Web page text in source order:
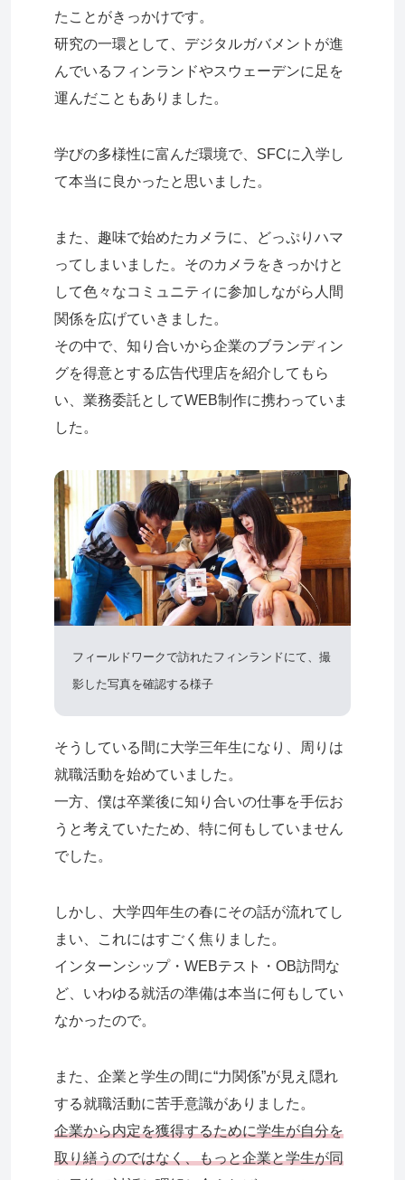
たことがきっかけです。
研究の一環として、デジタルガバメントが進
んでいるフィンランドやスウェーデンに足を
運んだこともありました。
学びの多様性に富んだ環境で、SFCに入学し
て本当に良かったと思いました。
また、趣味で始めたカメラに、どっぷりハマ
ってしまいました。そのカメラをきっかけと
して色々なコミュニティに参加しながら人間
関係を広げていきました。
その中で、知り合いから企業のブランディン
グを得意とする広告代理店を紹介してもら
い、業務委託としてWEB制作に携わっていま
した。
フィールドワークで訪れたフィンランドにて、撮
影した写真を確認する様子
そうしている間に大学三年生になり、周りは
就職活動を始めていました。
一方、僕は卒業後に知り合いの仕事を手伝お
うと考えていたため、特に何もしていません
でした。
しかし、大学四年生の春にその話が流れてし
まい、これにはすごく焦りました。
インターンシップ・WEBテスト・OB訪問な
ど、いわゆる就活の準備は本当に何もしてい
なかったので。
また、企業と学生の間に“力関係”が見え隠れ
する就職活動に苦手意識がありました。
企業から内定を獲得するために学生が自分を
取り繕うのではなく、もっと企業と学生が同